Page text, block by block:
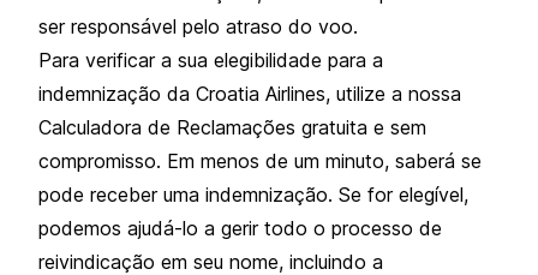
ser responsável pelo atraso do voo.
Para verificar a sua elegibilidade para a
indemnização da Croatia Airlines, utilize a nossa
Calculadora de Reclamações gratuita e sem
compromisso. Em menos de um minuto, saberá se
pode receber uma indemnização. Se for elegível,
podemos ajudá-lo a gerir todo o processo de
reivindicação em seu nome, incluindo a